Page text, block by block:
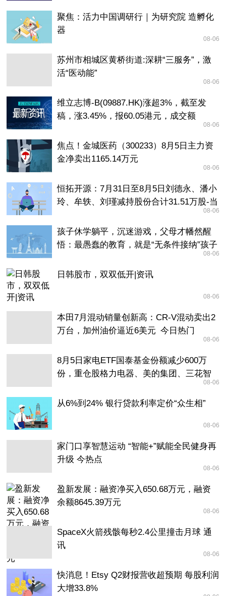
聚焦：活力中国调研行｜为研究院 造孵化
器
08-06
苏州市相城区黄桥街道:深耕“三服务”，激
活“医动能”
08-06
维立志博-B(09887.HK)涨超3%，截至发
稿，涨3.45%，报60.05港元，成交额
08-06
焦点！金城医药（300233）8月5日主力资
金净卖出1165.14万元
08-06
恒拓开源：7月31日至8月5日刘德永、潘小
玲、牟轶、刘瑾减持股份合计31.51万股-当
08-06
孩子休学躺平，沉迷游戏，父母才幡然醒
悟：最愚蠢的教育，就是“无条件接纳”孩子
08-06
日韩股市，双双低开|资讯
08-06
本田7月混动销量创新高：CR-V混动卖出2
万台，加州油价逼近6美元_今日热门
08-06
8月5日家电ETF国泰基金份额减少600万
份，重仓股格力电器、美的集团、三花智
08-06
从6%到24% 银行贷款利率定价“众生相”
08-06
家门口享智慧运动 “智能+”赋能全民健身再
升级 今热点
08-06
盈新发展：融资净买入650.68万元，融资
余额8645.39万元
08-06
SpaceX火箭残骸每秒2.4公里撞击月球 通
讯
08-06
快消息！Etsy Q2财报营收超预期 每股利润
大增33.8%